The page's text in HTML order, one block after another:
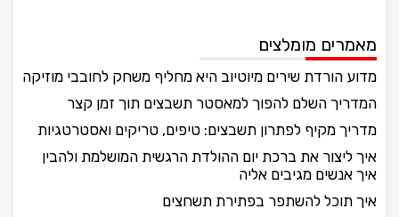
מאמרים מומלצים
מדוע הורדת שירים מיוטיוב היא מחליף משחק לחובבי מוזיקה
המדריך השלם להפוך למאסטר תשבצים תוך זמן קצר
מדריך מקיף לפתרון תשבצים: טיפים, טריקים ואסטרטגיות
איך ליצור את ברכת יום ההולדת הרגשית המושלמת ולהבין
איך אנשים מגיבים אליה
איך תוכל להשתפר בפתירת תשחצים